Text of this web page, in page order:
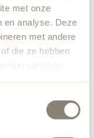
met onze
en analyse. Deze
met andere
die ze hebben
hun services.